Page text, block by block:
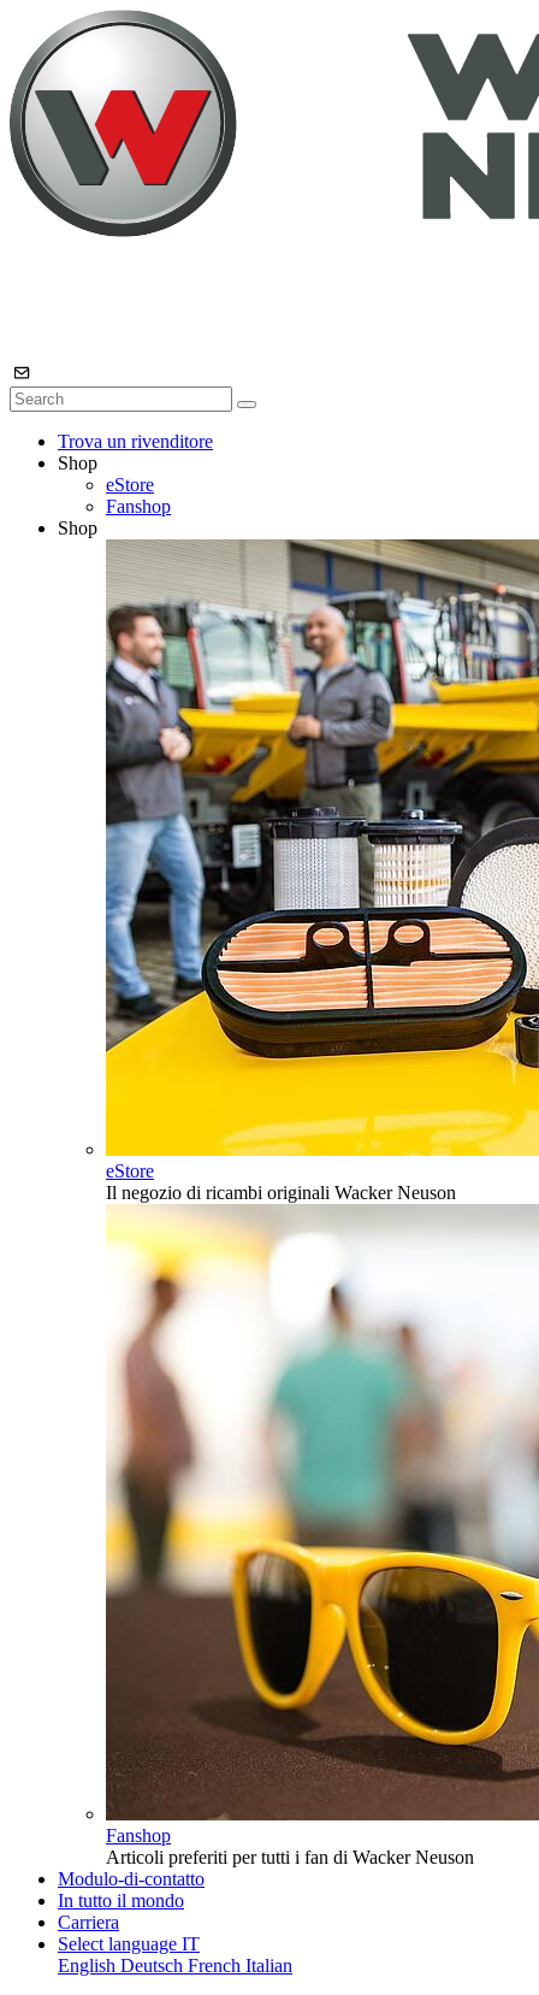
Trova un rivenditore
Shop
eStore
Fanshop
Shop
eStore
Il negozio di ricambi originali Wacker Neuson
Fanshop
Articoli preferiti per tutti i fan di Wacker Neuson
Modulo-di-contatto
In tutto il mondo
Carriera
Select language IT
English Deutsch French Italian